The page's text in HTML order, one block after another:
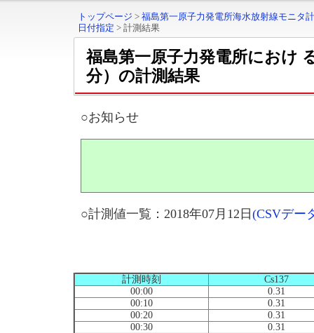
トップページ > 福島第一原子力発電所海水放射線モニタ
日付指定 > 計測結果
福島第一原子力発電所におけ
分）の計測結果
○お知らせ
○計測値一覧：2018年07月12日 (CSVデー
計測時刻
Cs137
00:00
0.31
00:10
0.31
00:20
0.31
00:30
0.31